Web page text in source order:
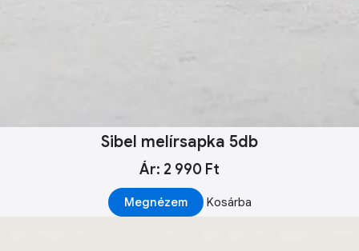
Sibel melírsapka 5db
Ár: 2 990 Ft
Megnézem Kosárba